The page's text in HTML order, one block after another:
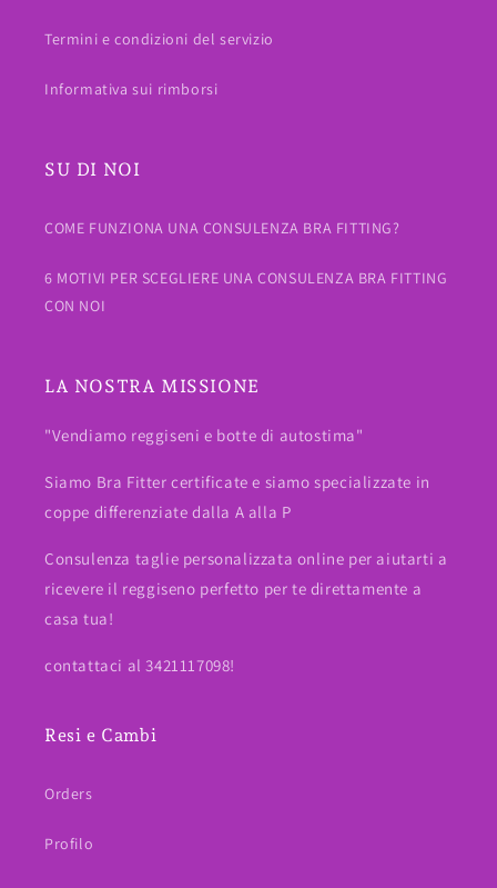
Termini e condizioni del servizio
Informativa sui rimborsi
SU DI NOI
COME FUNZIONA UNA CONSULENZA BRA FITTING?
6 MOTIVI PER SCEGLIERE UNA CONSULENZA BRA FITTING
CON NOI
LA NOSTRA MISSIONE
"Vendiamo reggiseni e botte di autostima"
Siamo Bra Fitter certificate e siamo specializzate in
coppe differenziate dalla A alla P
Consulenza taglie personalizzata online per aiutarti a
ricevere il reggiseno perfetto per te direttamente a
casa tua!
contattaci al 3421117098!
Resi e Cambi
Orders
Profilo